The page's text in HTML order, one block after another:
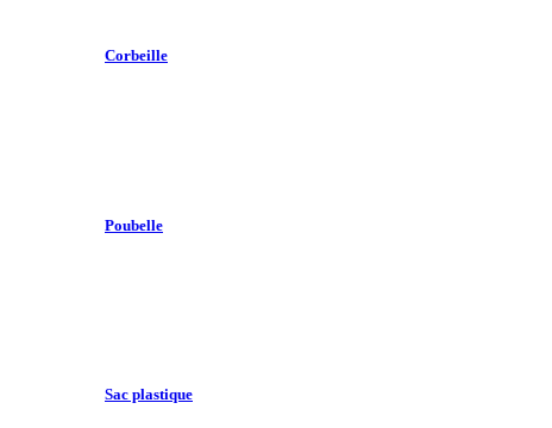
Corbeille
Poubelle
Sac plastique